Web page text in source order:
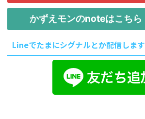
かずえモンのnoteはこちら
Lineでたまにシグナルとか配信します